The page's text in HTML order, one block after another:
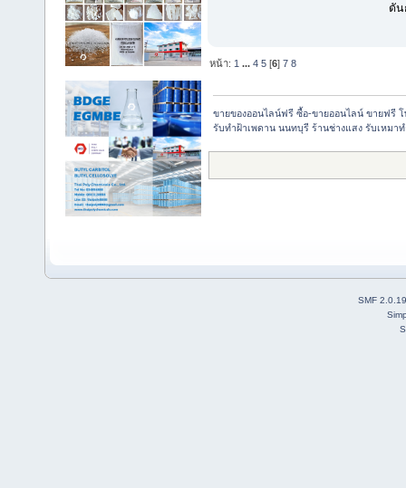
ดัน
หน้า: 1 ...4 5 [6]7 8
ขายของออนไลน์ฟรี ซื้อ-ขายออนไลน์ ขายฟรี
รับทำฝ้าเพดาน นนทบุรี ร้านช่างแสง รับเหม
SMF 2.0.19